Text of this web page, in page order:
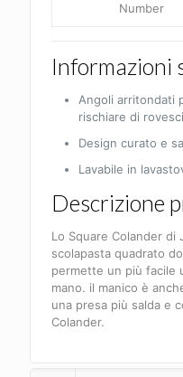
Number
Informazioni
Angoli arritondati
rischiare di
Design curato e
Lavabile in
Descrizione
Lo Square Colander di
scolapasta quadrato
permette un più facile
mano. il manico è
una presa più salda e
Colander.